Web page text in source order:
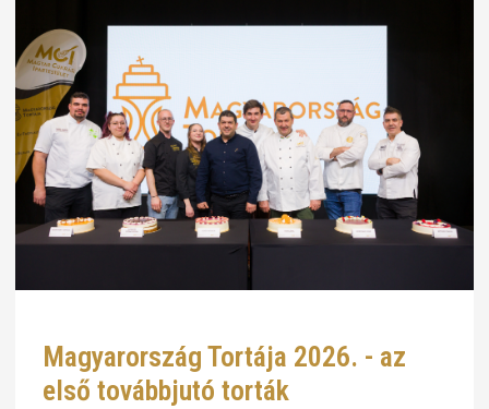
Magyarország Tortája 2026. - az
első továbbjutó torták